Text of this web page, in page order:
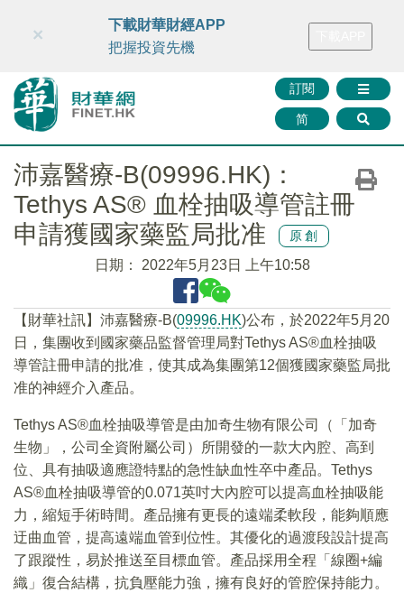
財華智庫網 FINTV FINMETA 財華證券 媒體矩陣
訂閱
简
×
下載財華財經APP
把握投資先機
沛嘉醫療-B(09996.HK)：
Tethys AS® 血栓抽吸導管註冊
申請獲國家藥監局批准
原創
日期： 2022年5月23日 上午10:58
【財華社訊】沛嘉醫療-B(09996.HK)公布，於2022年5月20
日，集團收到國家藥品監督管理局對Tethys AS®血栓抽吸
導管註冊申請的批准，使其成為集團第12個獲國家藥監局批
准的神經介入產品。
Tethys AS®血栓抽吸導管是由加奇生物有限公司（「加奇
生物」，公司全資附屬公司）所開發的一款大內腔、高到
位、具有抽吸適應證特點的急性缺血性卒中產品。Tethys
AS®血栓抽吸導管的0.071英吋大內腔可以提高血栓抽吸能
力，縮短手術時間。產品擁有更長的遠端柔軟段，能夠順應
迂曲血管，提高遠端血管到位性。其優化的過渡段設計提高
了跟蹤性，易於推送至目標血管。產品採用全程「線圈+編
織」復合結構，抗負壓能力強，擁有良好的管腔保持能力。